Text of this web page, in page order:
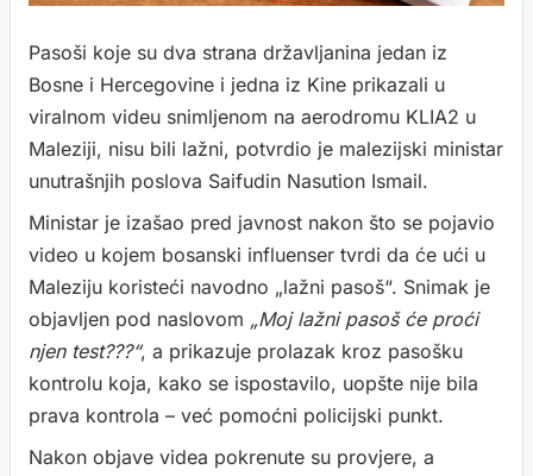
Pasoši koje su dva strana državljanina jedan iz
Bosne i Hercegovine i jedna iz Kine prikazali u
viralnom videu snimljenom na aerodromu KLIA2 u
Maleziji, nisu bili lažni, potvrdio je malezijski ministar
unutrašnjih poslova Saifudin Nasution Ismail.
Ministar je izašao pred javnost nakon što se pojavio
video u kojem bosanski influenser tvrdi da će ući u
Maleziju koristeći navodno „lažni pasoš“. Snimak je
objavljen pod naslovom „Moj lažni pasoš će proći
njen test???“, a prikazuje prolazak kroz pasošku
kontrolu koja, kako se ispostavilo, uopšte nije bila
prava kontrola – već pomoćni policijski punkt.
Nakon objave videa pokrenute su provjere, a